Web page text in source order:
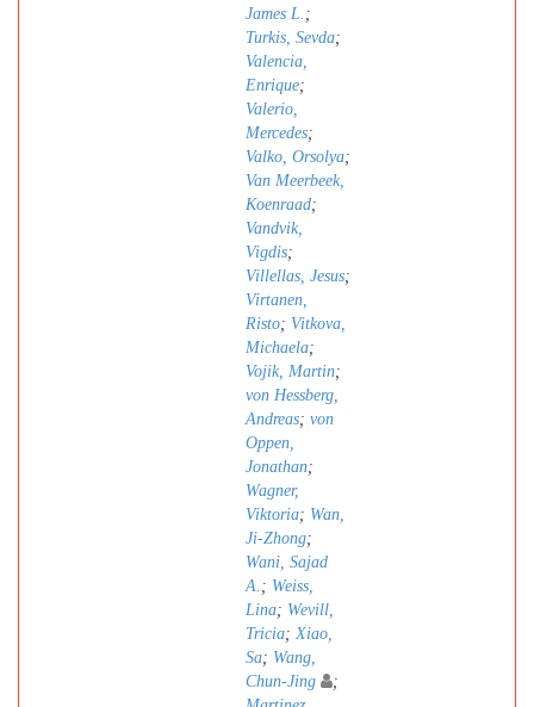
James L. ;
Turkis, Sevda;
Valencia,
Enrique;
Valerio,
Mercedes;
Valko, Orsolya;
Van Meerbeek,
Koenraad;
Vandvik,
Vigdis;
Villellas, Jesus;
Virtanen,
Risto; Vitkova,
Michaela;
Vojik, Martin;
von Hessberg,
Andreas; von
Oppen,
Jonathan;
Wagner,
Viktoria; Wan,
Ji-Zhong;
Wani, Sajad
A. ; Weiss,
Lina; Wevill,
Tricia;Xiao,
Sa; Wang,
Chun-Jing
;